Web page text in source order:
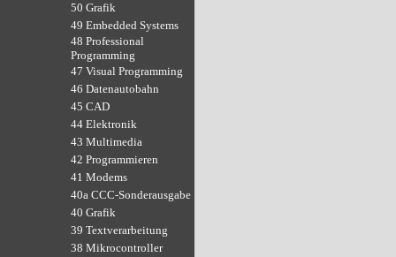
50 Grafik
49 Embedded Systems
48 Professional
Programming
47 Visual Programming
46 Datenautobahn
45 CAD
44 Elektronik
43 Multimedia
42 Programmieren
41 Modems
40a CCC-Sonderausgabe
40 Grafik
39 Textverarbeitung
38 Mikrocontroller